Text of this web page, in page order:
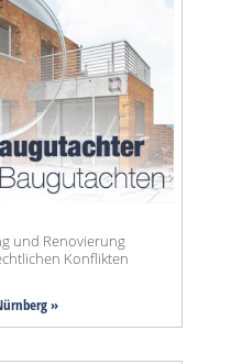
und Renovierung
Konflikten
»